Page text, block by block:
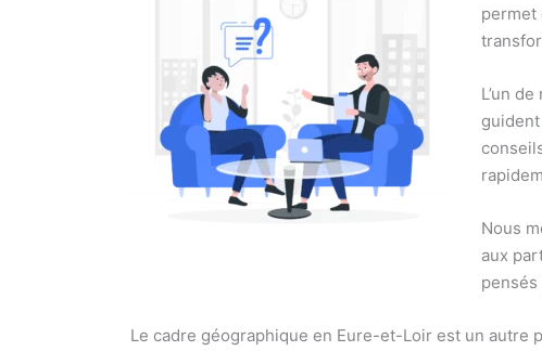
permet
L’un
Nous
aux
Le cadre géographique en Eure-et-Loir est un autre